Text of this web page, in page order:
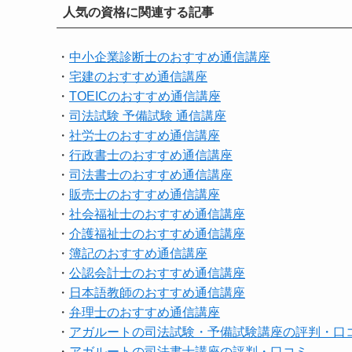
人気の資格に関連する記事
・ 中小企業診断士のおすすめ通信講座
・ 宅建のおすすめ通信講座
・ TOEICのおすすめ通信講座
・ 司法試験 予備試験 通信講座
・ 社労士のおすすめ通信講座
・ 行政書士のおすすめ通信講座
・ 司法書士のおすすめ通信講座
・ 販売士のおすすめ通信講座
・ 社会福祉士のおすすめ通信講座
・ 介護福祉士のおすすめ通信講座
・ 簿記のおすすめ通信講座
・ 公認会計士のおすすめ通信講座
・ 日本語教師のおすすめ通信講座
・ 弁理士のおすすめ通信講座
・ アガルートの司法試験・予備試験講座の評判・口